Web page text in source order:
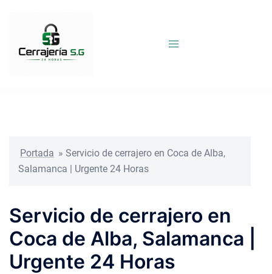
Portada » Servicio de cerrajero en Coca de Alba,
Salamanca | Urgente 24 Horas
Servicio de cerrajero en
Coca de Alba, Salamanca |
Urgente 24 Horas